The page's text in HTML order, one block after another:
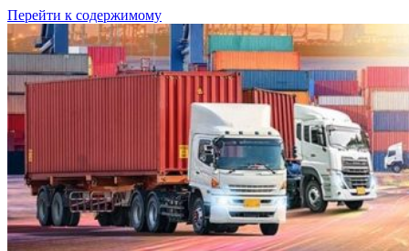
Перейти к содержимому